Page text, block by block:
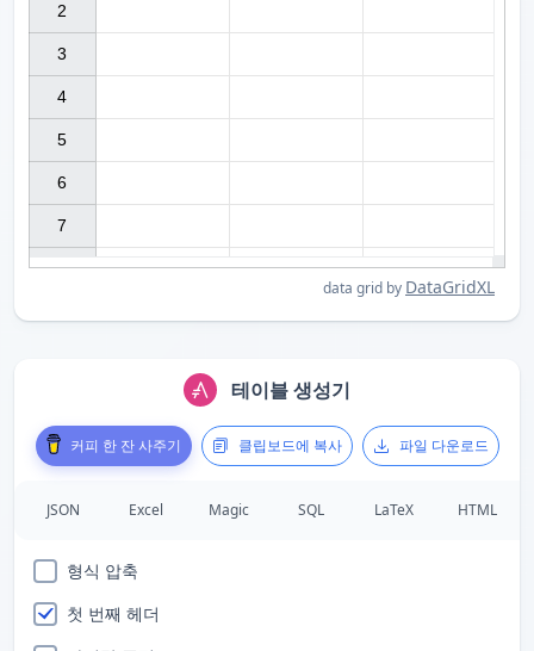
2
3
4
5
6
7
data grid by DataGridXL
테이블 생성기
커피 한 잔 사주기 클립보드에 복사 파일 다운로드
JSON Excel Magic SQL LaTeX HTML
형식 압축
첫 번째 헤더